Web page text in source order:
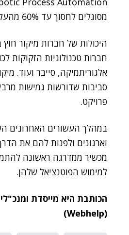
מסוגלים לחסוך עד 60% מהעלויות של תהליכים עסקיים.
היכולות של חברות מיקור
חברות טכנולוגיות הזקוקות
סביבות שדורשות גמישות
פרויקט.
במהלך העשורים האחרונים
וארגונים ולפנות להם את
מכשיר ממדרגה ראשונה
למימוש הפוטנציאל שלהן.
הכותבת היא מייסדת
(Webhelp)